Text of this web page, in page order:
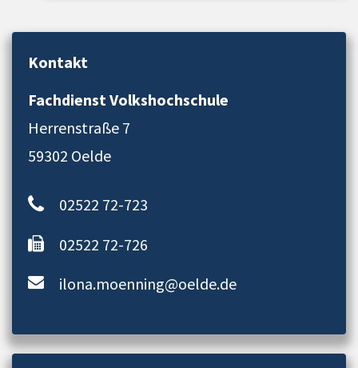
Kontakt
Fachdienst Volkshochschule
Herrenstraße 7
59302 Oelde
02522 72-723
02522 72-726
ilona.moenning@oelde.de